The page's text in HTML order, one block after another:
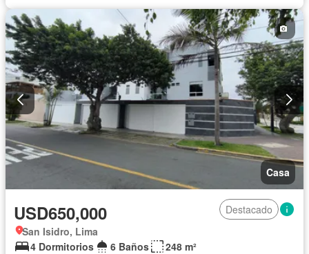
Casa
USD650,000
Destacado
San Isidro, Lima
4 Dormitorios
6 Baños
248 m²